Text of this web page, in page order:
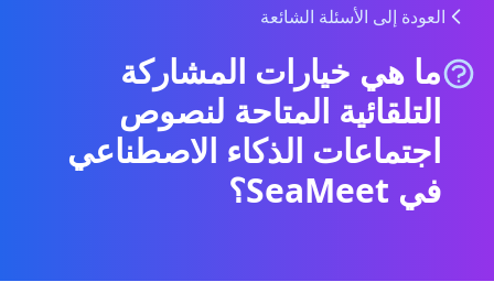
العودة إلى الأسئلة الشائعة
ما هي خيارات المشاركة
التلقائية المتاحة لنصوص
اجتماعات الذكاء الاصطناعي
في SeaMeet؟